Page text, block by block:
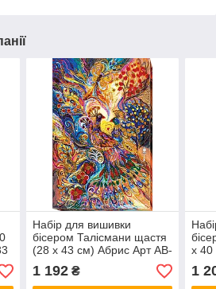
Набір для вишивки
бісером Талісмани щастя
(28 х 43 см) Абрис Арт AB-
513
1 192₴
х 40
1